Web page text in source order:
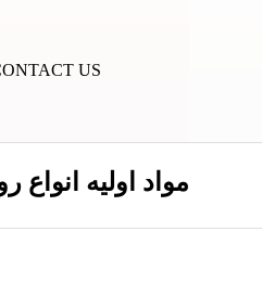
US
مواد اولیه